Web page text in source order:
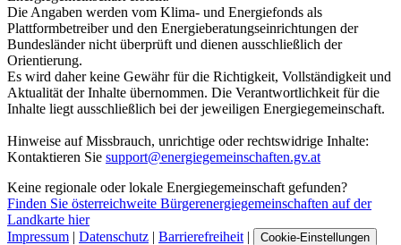
Die Angaben werden vom Klima- und Energiefonds als
Plattformbetreiber und den Energieberatungseinrichtungen der
Bundesländer nicht überprüft und dienen ausschließlich der
Orientierung.
Es wird daher keine Gewähr für die Richtigkeit, Vollständigkeit und
Aktualität der Inhalte übernommen. Die Verantwortlichkeit für die
Inhalte liegt ausschließlich bei der jeweiligen Energiegemeinschaft.
Hinweise auf Missbrauch, unrichtige oder rechtswidrige Inhalte:
Kontaktieren Sie support@energiegemeinschaften.gv.at
Keine regionale oder lokale Energiegemeinschaft gefunden?
Finden Sie österreichweite Bürgerenergiegemeinschaften auf der
Landkarte hier
Impressum | Datenschutz | Barrierefreiheit | Cookie-Einstellungen